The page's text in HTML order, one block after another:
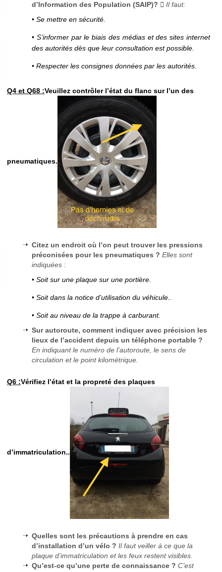
d’Information des Population (SAIP)?  Il faut:
• Se mettre en sécurité.
• S’informer par le biais des médias et des sites internet
des autorités dès que leur consultation est possible.
• Respecter les consignes données par les autorités.
Q4 et Q68 :Veuillez contrôler l’état du flanc sur l’un des
pneumatiques.
Citez un endroit où l’on peut trouver les pressions
préconisées pour les pneumatiques ? Elles sont
indiquées :
• Soit sur une plaque sur une portière.
• Soit dans la notice d’utilisation du véhicule..
• Soit au niveau de la trappe à carburant.
Sur autoroute, comment indiquer avec précision les
lieux de l’accident depuis un téléphone portable ?
En indiquant le numéro de l’autoroute, le sens de
circulation et le point kilométrique.
Q6 :Vérifiez l’état et la propreté des plaques
d’immatriculation..
Quelles sont les précautions à prendre en cas
d’installation d’un vélo ? Il faut veiller à ce que la
plaque d’immatriculation et les feux restent visibles.
Qu’est-ce qu’une perte de connaissance ? C’est